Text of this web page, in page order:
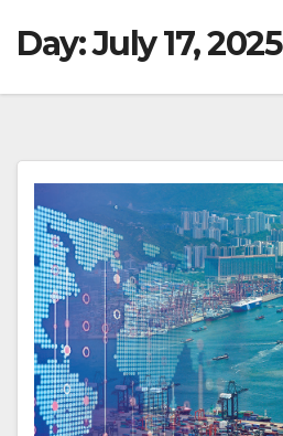
Day: July 17, 2025